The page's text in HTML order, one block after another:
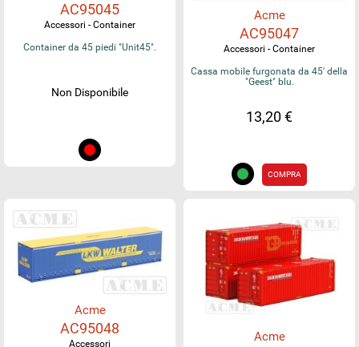
AC95045
Accessori - Container
Container da 45 piedi "Unit45".
Non Disponibile
Acme
AC95047
Accessori - Container
Cassa mobile furgonata da 45' della
"Geest" blu.
13,20 €
COMPRA
Acme
AC95048
Accessori Acme